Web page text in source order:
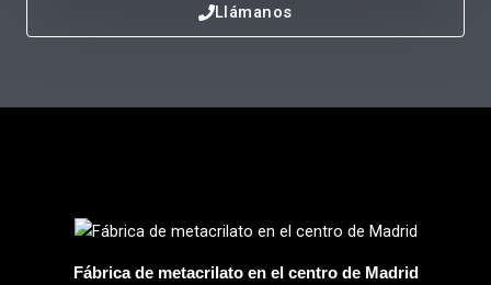
Llámanos
Fábrica de metacrilato en el centro de Madrid